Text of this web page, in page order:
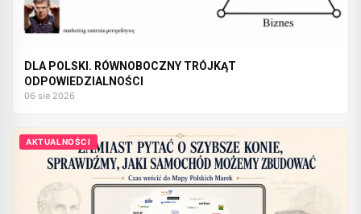
DLA POLSKI. RÓWNOBOCZNY TRÓJKĄT
ODPOWIEDZIALNOŚCI
06 sie 2026
AKTUALNOŚCI